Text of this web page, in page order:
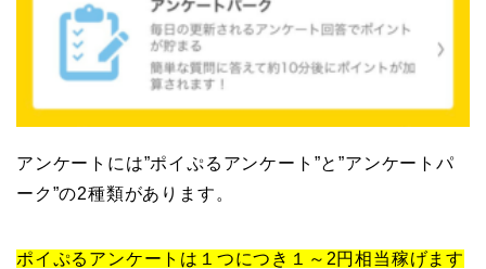
アンケートには”ポイぷるアンケート”と”アンケートパ
ーク”の2種類があります。
ポイぷるアンケートは１つにつき１～2円相当稼げます